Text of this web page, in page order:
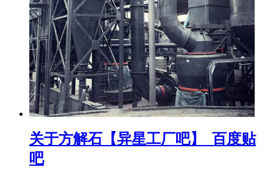
关于方解石【异星工厂吧】_百度贴
吧